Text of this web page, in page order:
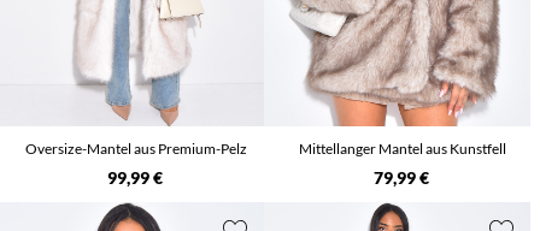
Oversize-Mantel aus Premium-Pelz
99,99 €
Mittellanger Mantel aus Kunstfell
79,99 €